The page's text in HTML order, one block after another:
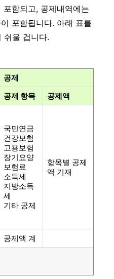
함되고, 공제내역에는
포함됩니다. 아래 표를
쉬울 겁니다.
공제
공제 항목
공제액
국민연금
건강보험
고용보험
장기요양
보험료
소득세
지방소득
세
기타 공제
항목별 공제
액 기재
공제액 계